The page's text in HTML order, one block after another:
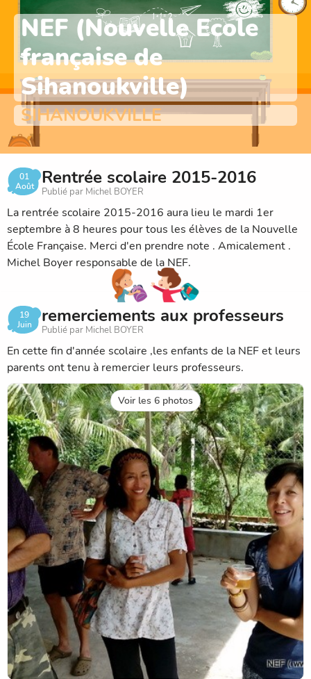
NEF (Nouvelle Ecole
française de
Sihanoukville)
SIHANOUKVILLE
01
Août
Rentrée scolaire 2015-2016
Publié par Michel BOYER
La rentrée scolaire 2015-2016 aura lieu le mardi 1er
septembre à 8 heures pour tous les élèves de la Nouvelle
École Française. Merci d'en prendre note . Amicalement .
Michel Boyer responsable de la NEF.
19
Juin
remerciements aux professeurs
Publié par Michel BOYER
En cette fin d'année scolaire ,les enfants de la NEF et leurs
parents ont tenu à remercier leurs professeurs.
Voir les 6 photos